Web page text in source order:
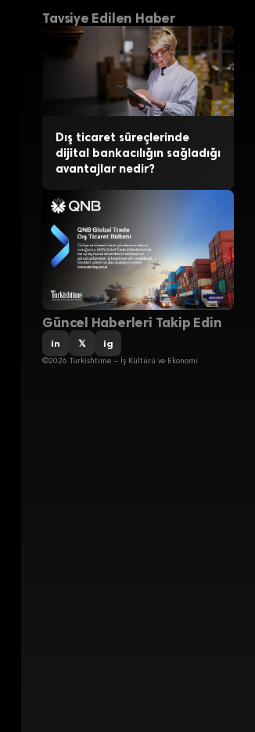
Tavsiye Edilen Haber
Dış ticaret süreçlerinde
dijital bankacılığın sağladığı
avantajlar nedir?
Güncel Haberleri Takip Edin
in 𝕏 ig
©2026 Turkishtime – İş Kültürü ve Ekonomi